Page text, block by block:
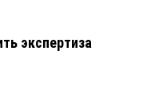
экспертиза